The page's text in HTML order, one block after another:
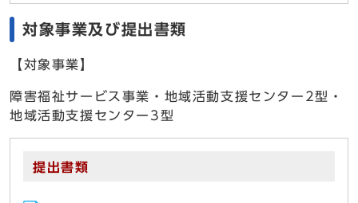
対象事業及び提出書類
【対象事業】
障害福祉サービス事業・地域活動支援センター2型・
地域活動支援センター3型
提出書類